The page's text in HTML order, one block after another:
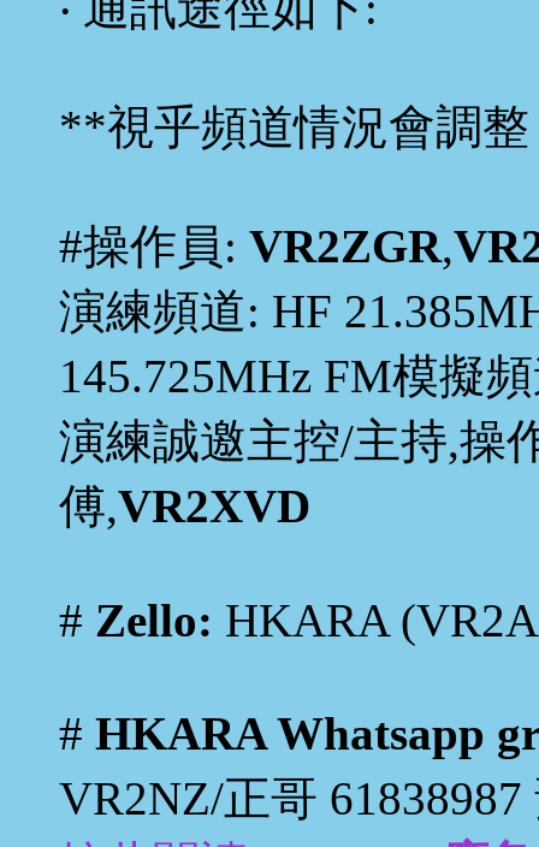
**視乎頻道情況會調整
#操作員: VR2ZGR,
演練頻道: HF
145.725MHz FM模擬
演練誠邀主控/主持,操
傅,VR2XVD
# Zello: HKARA
# HKARA Whatsapp
VR2NZ/正哥